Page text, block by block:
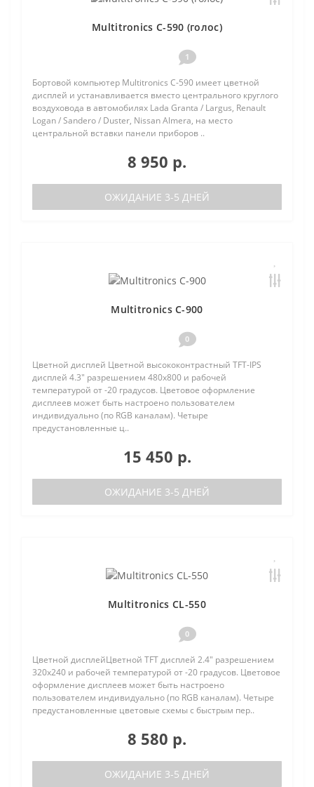
Multitronics C-590 (голос)
1
Бортовой компьютер Multitronics C-590 имеет цветной
дисплей и устанавливается вместо центрального круглого
воздуховода в автомобилях Lada Granta / Largus, Renault
Logan / Sandero / Duster, Nissan Almera, на место
центральной вставки панели приборов ..
8 950 р.
ОЖИДАНИЕ 3-5 ДНЕЙ
Multitronics C-900
0
Цветной дисплей Цветной высококонтрастный TFT-IPS
дисплей 4.3" разрешением 480х800 и рабочей
температурой от -20 градусов. Цветовое оформление
дисплеев может быть настроено пользователем
индивидуально (по RGB каналам). Четыре
предустановленные ц..
15 450 р.
ОЖИДАНИЕ 3-5 ДНЕЙ
Multitronics CL-550
0
Цветной дисплейЦветной TFT дисплей 2.4" разрешением
320х240 и рабочей температурой от -20 градусов. Цветовое
оформление дисплеев может быть настроено
пользователем индивидуально (по RGB каналам). Четыре
предустановленные цветовые схемы с быстрым пер..
8 580 р.
ОЖИДАНИЕ 3-5 ДНЕЙ